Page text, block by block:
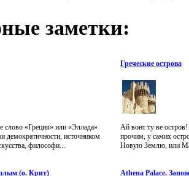
заметки:
слово «Греция» или «Эллада»
демократичности, источником
философи...
Греческие острова
Ай вонт ту ве
прочим, у самих
Новую Землю, или
(о. Крит) Athena Palace.